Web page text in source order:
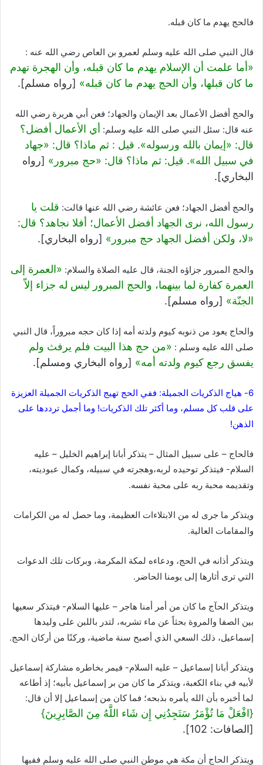
فالحج يهدم ما كان قبله.
قال النبي صلى الله عليه وسلم لعمرو بن العاص رضي الله عنه :
«أما علمت أن الإسلام يهدم ما كان قبله، وأن الهجرة تهدم
ما كان قبلها، وأن الحج يهدم ما كان قبله» [رواه مسلم].
والحج أفضل الأعمال بعد الإيمان والجهاد؛ فعن أبي هريرة رضي الله
عنه قال: سئل النبي صلى الله عليه وسلم: أي الأعمال أفضل؟
قال: «إيمان بالله ورسوله». قيل : ثم ماذا؟ قال: «جهاد
في سبيل الله». قيل: ثم ماذا؟ قال: «حج مبرور» [رواه
البخاري].
والحج أفضل الجهاد؛ فعن عائشة رضي الله عنها قالت: قلت يا
رسول الله، نرى الجهاد أفضل الأعمال؛ أفلا نجاهد؟ قال:
«لا، ولكن أفضل الجهاد حج مبرور» [رواه البخاري].
والحج المبرور جزاؤه الجنة، قال عليه الصلاة والسلام: «العمرة إلى
العمرة كفارة لما بينهما، والحج المبرور ليس له جزاء إلاّ
الجنّة» [رواه مسلم].
والحاج يعود من ذنوبه كيوم ولدته أمه إذا كان حجه مبروراً، قال النبي
صلى الله عليه وسلم : «من حج هذا البيت فلم يرفث ولم
يفسق رجع كيوم ولدته أمه» [رواه البخاري ومسلم].
6- هياج الذكريات الجميلة: ففي الحج تهيج الذكريات الجميلة العزيزة
على قلب كل مسلم، وما أكثر تلك الذكريات! وما أجمل ترددها على
الذهن!
فالحاج – على سبيل المثال – يتذكر أبانا إبراهيم الخليل – عليه
السلام- فيتذكر توحيده لربه،وهجرته في سبيله، وكمال عبوديته،
وتقديمه محبة ربه على محبة نفسه.
ويتذكر ما جرى له من الابتلاءات العظيمة، وما حصل له من الكرامات
والمقامات العالية.
ويتذكر أذانه في الحج، ودعاءه لمكة المكرمة، وبركات تلك الدعوات
التي ترى أثارها إلى يومنا الحاضر.
ويتذكر الحآج ما كان من أمر أمنا هاجر – عليها السلام- فيتذكر سعيها
بين الصفا والمروة بحثاً عن ماء تشربه، لتدر باللبن على وليدها
إسماعيل، ذلك السعي الذي أصبح سنة ماضية، وركنًا من أركان الحج.
ويتذكر أبانا إسماعيل – عليه السلام- فيمر بخاطره مشاركة إسماعيل
لأبيه في بناء الكعبة، ويتذكر ما كان من بر إسماعيل بأبيه؛ إذ أطاعه
لما أخبره بأن الله يأمره بذبحه؛ فما كان من إسماعيل إلا أن قال:
{افْعَلْ مَا تُؤْمَرُ سَتَجِدُنِي إِن شَاء اللَّهُ مِنَ الصَّابِرِينَ}
[الصافات: 102].
ويتذكر الحاج أن مكة هي موطن النبي صلى الله عليه وسلم ففيها